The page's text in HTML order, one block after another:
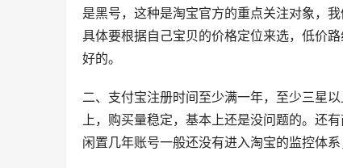
是黑号，这种是淘宝官方的重点关注对象，
具体要根据自己宝贝的价格定位来选，低价
好的。
二、支付宝注册时间至少满一年，至少三星
上，购买量稳定，基本上还是没问题的。还
闲置几年账号一般还没有进入淘宝的监控体